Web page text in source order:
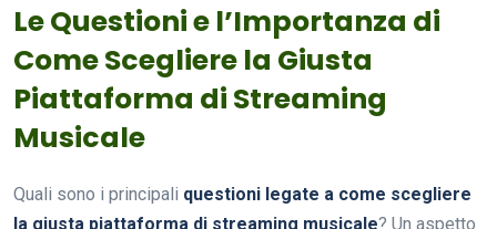
Le Questioni e l’Importanza di
Come Scegliere la Giusta
Piattaforma di Streaming
Musicale
Quali sono i principali questioni legate a come scegliere
la giusta piattaforma di streaming musicale? Un aspetto